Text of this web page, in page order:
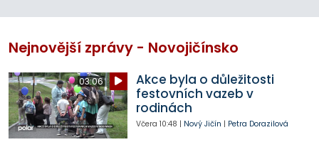
Nejnovější zprávy - Novojičínsko
03:06
Akce byla o důležitosti
festovních vazeb v
rodinách
Včera 10:48 | Nový Jičín | Petra Dorazilová